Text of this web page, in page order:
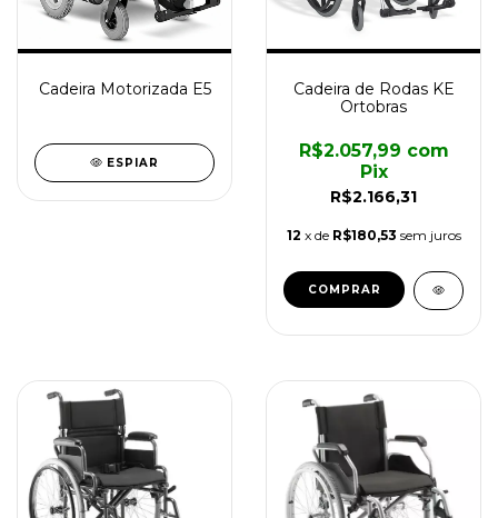
Cadeira Motorizada E5
ESPIAR
Cadeira de Rodas KE
Ortobras
R$2.166,31
R$2.057,99 com
Pix
12 x de R$180,53 sem juros
COMPRAR